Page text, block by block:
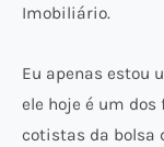
Imobiliário.
Eu apenas estou
ele hoje é um
cotistas da bolsa